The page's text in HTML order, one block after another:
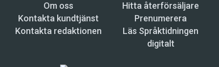
Om oss
Hitta återförsäljare
Kontakta kundtjänst
Prenumerera
Kontakta redaktionen
Läs Språktidningen
digitalt